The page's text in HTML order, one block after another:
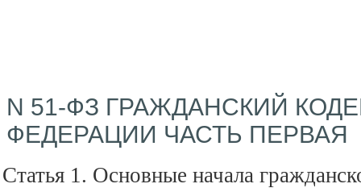
N 51-ФЗ ГРАЖДАНСКИЙ
ФЕДЕРАЦИИ ЧАСТЬ ПЕРВАЯ
Статья 1. Основные начала